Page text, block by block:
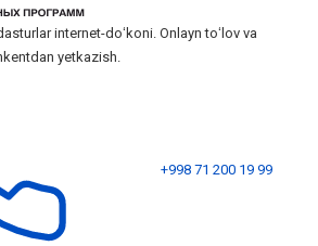
internet-doʻkoni. Onlayn toʻlov va
yetkazish.
+998 71 200 19 99